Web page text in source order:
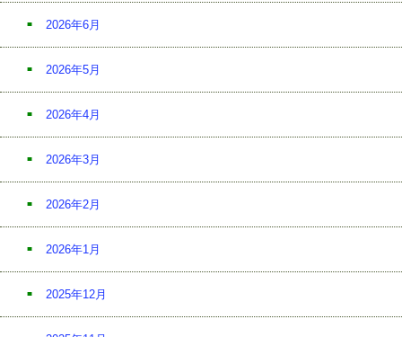
2026年6月
2026年5月
2026年4月
2026年3月
2026年2月
2026年1月
2025年12月